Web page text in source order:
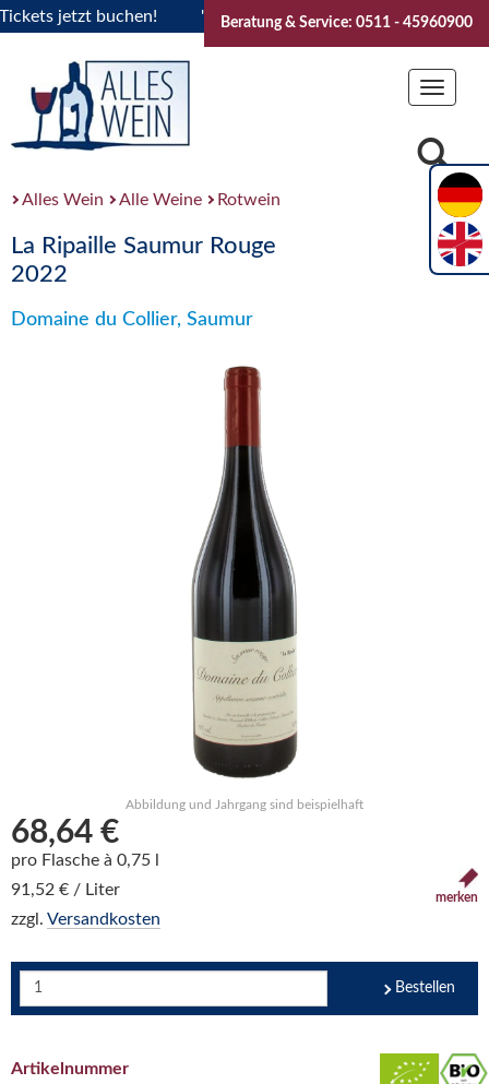
jetzt buchen! "Das Sommerfest 2026" Vive la
Beratung & Service: 0511 - 45960900
Toggle
Alles Wein Alle Weine Rotwein
La Ripaille Saumur Rouge
2022
Domaine du Collier, Saumur
Abbildung und Jahrgang sind beispielhaft
68,64 €
pro Flasche à 0,75 l
91,52 € / Liter
zzgl. Versandkosten
merken
Bestellen
Artikelnummer